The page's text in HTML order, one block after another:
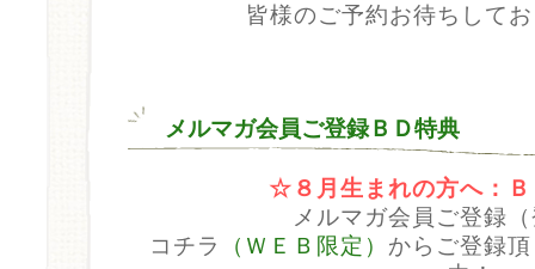
メルマガ会員ご登録ＢＤ特典
☆８月 生まれの方へ：
メルマガ会員ご登録
コチラ
（ＷＥＢ限定） からご登録